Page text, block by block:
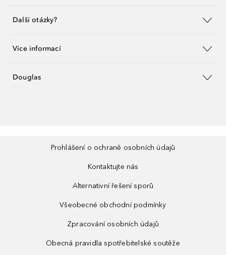
Další otázky?
Více informací
Douglas
Prohlášení o ochraně osobních údajů
Kontaktujte nás
Alternativní řešení sporů
Všeobecné obchodní podmínky
Zpracování osobních údajů
Obecná pravidla spotřebitelské soutěže